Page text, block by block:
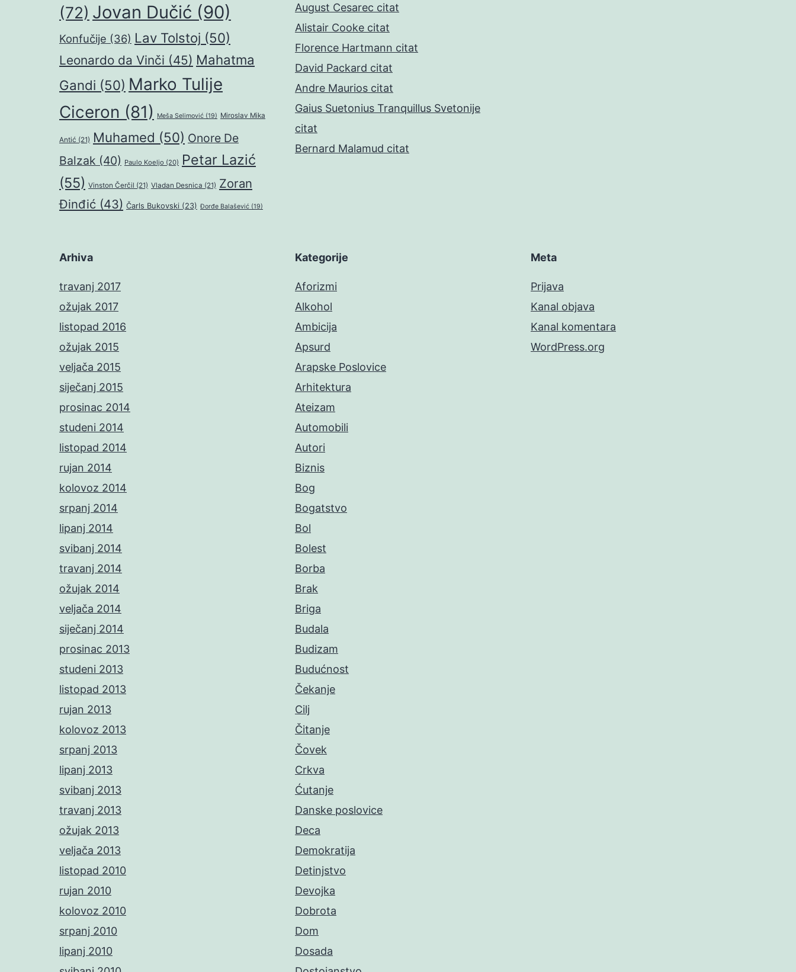
(72) Jovan Dučić (90)
Konfučije (36) Lav Tolstoj (50)
Leonardo da Vinči (45) Mahatma
Gandi (50) Marko Tulije
Ciceron (81) Meša Selimović (19) Miroslav Mika
Antić (21) Muhamed (50) Onore De
Balzak (40) Paulo Koeljo (20) Petar Lazić
(55) Vinston Čerčil (21) Vladan Desnica (21) Zoran
Đinđić (43) Čarls Bukovski (23) Đorđe Balašević (19)
August Cesarec citat
Alistair Cooke citat
Florence Hartmann citat
David Packard citat
Andre Maurios citat
Gaius Suetonius Tranquillus Svetonije
citat
Bernard Malamud citat
Arhiva
travanj 2017
ožujak 2017
listopad 2016
ožujak 2015
veljača 2015
siječanj 2015
prosinac 2014
studeni 2014
listopad 2014
rujan 2014
kolovoz 2014
srpanj 2014
lipanj 2014
svibanj 2014
travanj 2014
ožujak 2014
veljača 2014
siječanj 2014
prosinac 2013
studeni 2013
listopad 2013
rujan 2013
kolovoz 2013
srpanj 2013
lipanj 2013
svibanj 2013
travanj 2013
ožujak 2013
veljača 2013
listopad 2010
rujan 2010
kolovoz 2010
srpanj 2010
lipanj 2010
Kategorije
Aforizmi
Alkohol
Ambicija
Apsurd
Arapske Poslovice
Arhitektura
Ateizam
Automobili
Autori
Biznis
Bog
Bogatstvo
Bol
Bolest
Borba
Brak
Briga
Budala
Budizam
Budućnost
Čekanje
Cilj
Čitanje
Čovek
Crkva
Ćutanje
Danske poslovice
Deca
Demokratija
Detinjstvo
Devojka
Dobrota
Dom
Dosada
Meta
Prijava
Kanal objava
Kanal komentara
WordPress.org